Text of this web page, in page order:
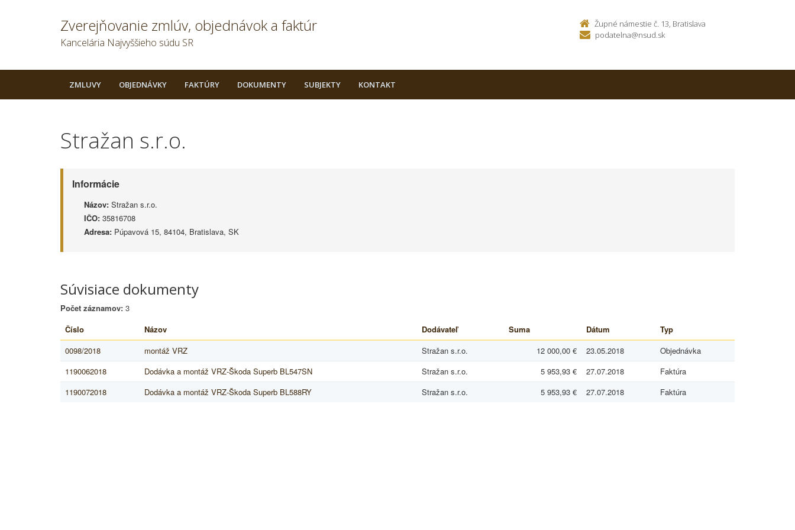
Zverejňovanie zmlúv, objednávok a faktúr
Kancelária Najvyššieho súdu SR
Župné námestie č. 13, Bratislava
podatelna@nsud.sk
ZMLUVY OBJEDNÁVKY FAKTÚRY DOKUMENTY SUBJEKTY KONTAKT
Stražan s.r.o.
Informácie
Názov: Stražan s.r.o.
IČO: 35816708
Adresa: Púpavová 15, 84104, Bratislava, SK
Súvisiace dokumenty
Počet záznamov: 3
Číslo
Názov Dodávateľ Suma Dátum
Typ
0098/2018
montáž VRZ Stražan s.r.o. 12 000,00 € 23.05.2018
Objednávka
1190062018
Dodávka a montáž VRZ-Škoda Superb BL547SN Stražan s.r.o. 5 953,93 € 27.07.2018
Faktúra
1190072018
Dodávka a montáž VRZ-Škoda Superb BL588RY Stražan s.r.o. 5 953,93 € 27.07.2018 Faktúra